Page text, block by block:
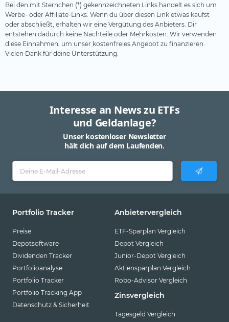
Bei den mit Sternchen (*) gekennzeichneten Links handelt es sich um
Werbe- oder Affiliate-Links. Wenn du über diesen Link etwas kaufst
oder abschließt, erhalten wir eine Vergütung des Anbieters. Dir
entstehen dadurch keine Nachteile oder Mehrkosten. Wir verwenden
diese Einnahmen, um unser kostenfreies Angebot zu finanzieren.
Vielen Dank für deine Unterstützung.
Interesse an News zu ETFs
und Geldanlage?
Unser kostenloser Newsletter
hält dich auf dem Laufenden.
Portfolio Tracker
Preise
Depotsoftware
Dividenden Tracker
Portfolioanalyse
Portfolio Tracker
Portfolio Tracking App
Datenschutz & Sicherheit
Anbietervergleich
ETF-Sparplan Vergleich
Depot Vergleich
Junior-Depot Vergleich
Aktiensparplan Vergleich
Robo-Advisor Vergleich
Zinsvergleich
Tagesgeld Vergleich